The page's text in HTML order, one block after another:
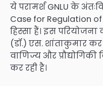
ये परामर्श GNLU के
Case for Regulation
हिस्सा हैं। इस
(डॉ.) एस. शांताकुमार
वाणिज्य और
कर रही है।